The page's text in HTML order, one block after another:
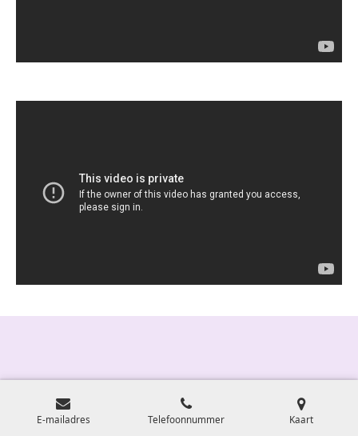
E-mailadres Telefoonnummer Kaart